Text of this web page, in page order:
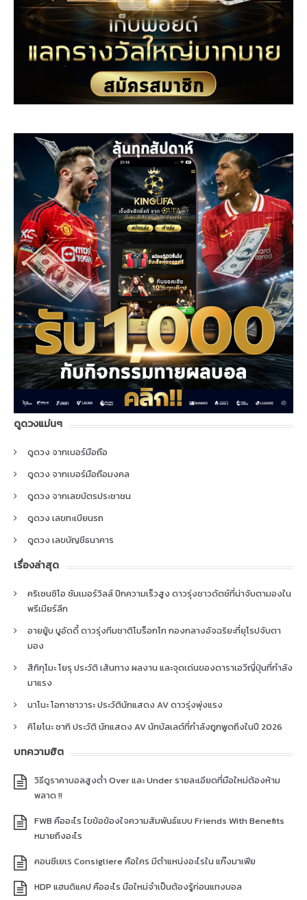
ดูดวงแม่นๆ
ดูดวง จากเบอร์มือถือ
ดูดวง จากเบอร์มือถือมงคล
ดูดวง จากเลขบัตรประชาชน
ดูดวง เลขทะเบียนรถ
ดูดวง เลขบัญชีธนาคาร
เรื่องล่าสุด
คริเซนซิโอ ซัมเมอร์วิลล์ ปีกความเร็วสูง ดาวรุ่งชาวดัตช์ที่น่าจับตามองใน
พรีเมียร์ลีก
อายยู้บ บูอัดดี้ ดาวรุ่งทีมชาติโมร็อกโก กองกลางอัจฉริยะที่ยุโรปจับตา
มอง
สึกิกุโมะ โยรุ ประวัติ เส้นทาง ผลงาน และจุดเด่นของดาราเอวีญี่ปุ่นที่กำลัง
มาแรง
นาโนะ โอกาซาวาระ ประวัตินักแสดง AV ดาวรุ่งพุ่งแรง
คิโยโนะ ซากิ ประวัติ นักแสดง AV นักบัลเลต์ที่กำลังถูกพูดถึงในปี 2026
บทความฮิต
วิธีดูราคาบอลสูงต่ำ Over และ Under รายละเอียดที่มือใหม่ต้องห้าม
พลาด !!
FWB คืออะไร ไขข้อข้องใจความสัมพันธ์แบบ Friends With Benefits
หมายถึงอะไร
คอนซีเยเร Consigliere คือใคร มีตำแหน่งอะไรใน แก๊งมาเฟีย
HDP แฮนดิแคป คืออะไร มือใหม่จำเป็นต้องรู้ก่อนแทงบอล